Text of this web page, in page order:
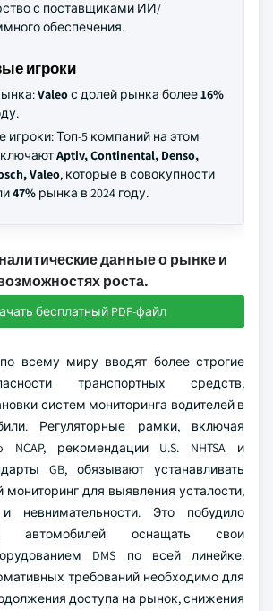
с поставщиками ИИ/
обеспечения.
игроки
Valeoс долей рынка более16%
игроки: Топ-5 компаний на этом
Aptiv, Continental, Denso,
Valeo, которые в совокупности
47% рынка в 2024 году.
данные о рынке и
роста.
бесплатный PDF-файл
всему миру вводят более строгие
транспортных средств,
систем мониторинга водителей в
Регуляторные рамки, включая
NCAP, рекомендации U.S. NHTSA и
GB, обязывают устанавливать
мониторинг для выявления усталости,
и невнимательности. Это побудило
автомобилей оснащать свои
DMS по всей линейке.
требований необходимо для
доступа на рынок, снижения